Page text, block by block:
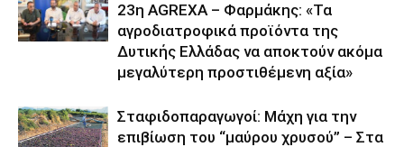
23η AGREXA – Φαρμάκης: «Τα
αγροδιατροφικά προϊόντα της
Δυτικής Ελλάδας να αποκτούν ακόμα
μεγαλύτερη προστιθέμενη αξία»
Σταφιδοπαραγωγοί: Μάχη για την
επιβίωση του “μαύρου χρυσού” – Στα